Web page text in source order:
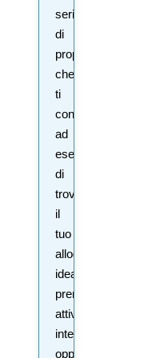
serie
di
proposte
che
ti
consentiranno,
ad
esempio,
di
trovare
il
tuo
alloggio
ideale,
prenotare
attività
interessanti
oppure